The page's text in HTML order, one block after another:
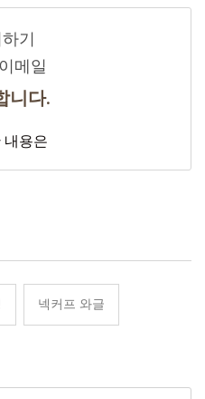
기
메일
니다.
내용은
넥커프 와글